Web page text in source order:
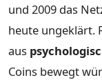
und 2009 das
heute ungeklärt.
aus
Coins bewegt